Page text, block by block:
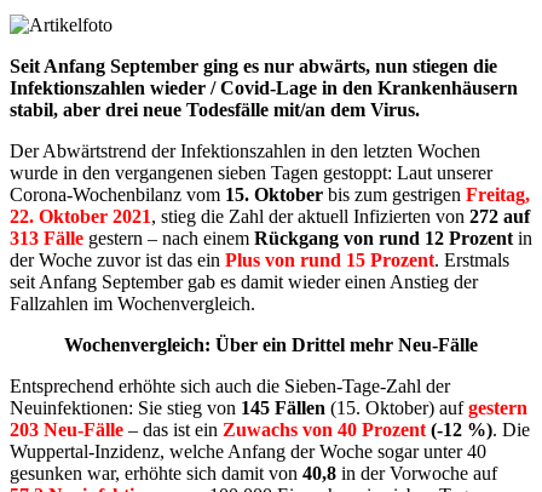
Seit Anfang September ging es nur abwärts, nun stiegen die
Infektionszahlen wieder /Covid-Lage in den Krankenhäusern
stabil, aber drei neue Todesfälle mit/an dem Virus.
Der Abwärtstrend der Infektionszahlen in den letzten Wochen
wurde in den vergangenen sieben Tagen gestoppt: Laut unserer
Corona-Wochenbilanz vom 15. Oktober bis zum gestrigen Freitag,
22. Oktober 2021, stieg die Zahl der aktuell Infizierten von 272 auf
313 Fälle gestern – nach einem Rückgang von rund 12 Prozent in
der Woche zuvor ist das ein Plus von rund 15 Prozent. Erstmals
seit Anfang September gab es damit wieder einen Anstieg der
Fallzahlen im Wochenvergleich.
Wochenvergleich: Über ein Drittel mehr Neu-Fälle
Entsprechend erhöhte sich auch die Sieben-Tage-Zahl der
Neuinfektionen: Sie stieg von 145 Fällen (15. Oktober) aufgestern
203 Neu-Fälle – das ist ein Zuwachs von 40 Prozent (-12 %). Die
Wuppertal-Inzidenz, welche Anfang der Woche sogar unter 40
gesunken war, erhöhte sich damit von 40,8 in der Vorwoche auf